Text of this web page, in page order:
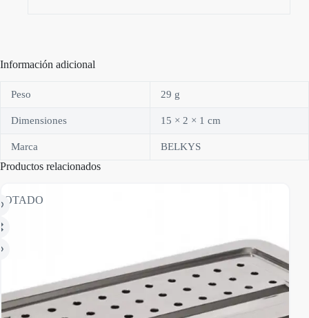
Información adicional
Peso 29 g
Dimensiones 15 × 2 × 1 cm
Marca BELKYS
Productos relacionados